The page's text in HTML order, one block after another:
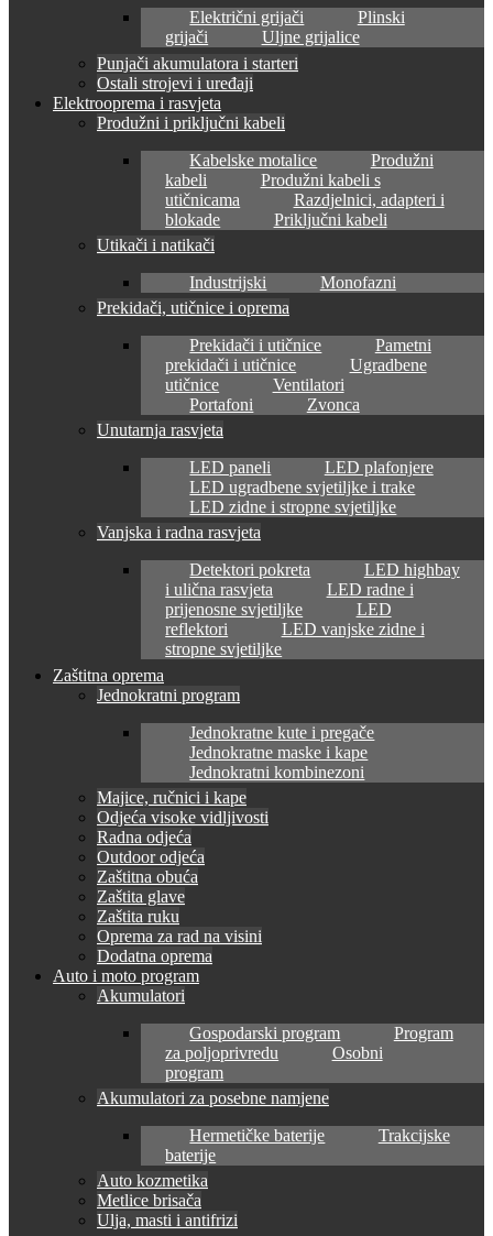
Električni grijači
Plinski
grijači
Uljne grijalice
Punjači akumulatora i starteri
Ostali strojevi i uređaji
Elektrooprema i rasvjeta
Produžni i priključni kabeli
Kabelske motalice
Produžni
kabeli
Produžni kabeli s
utičnicama
Razdjelnici, adapteri i
blokade
Priključni kabeli
Utikači i natikači
Industrijski
Monofazni
Prekidači, utičnice i oprema
Prekidači i utičnice
Pametni
prekidači i utičnice
Ugradbene
utičnice
Ventilatori
Portafoni
Zvonca
Unutarnja rasvjeta
LED paneli
LED plafonjere
LED ugradbene svjetiljke i trake
LED zidne i stropne svjetiljke
Vanjska i radna rasvjeta
Detektori pokreta
LED highbay
i ulična rasvjeta
LED radne i
prijenosne svjetiljke
LED
reflektori
LED vanjske zidne i
stropne svjetiljke
Zaštitna oprema
Jednokratni program
Jednokratne kute i pregače
Jednokratne maske i kape
Jednokratni kombinezoni
Majice, ručnici i kape
Odjeća visoke vidljivosti
Radna odjeća
Outdoor odjeća
Zaštitna obuća
Zaštita glave
Zaštita ruku
Oprema za rad na visini
Dodatna oprema
Auto i moto program
Akumulatori
Gospodarski program
Program
za poljoprivredu
Osobni
program
Akumulatori za posebne namjene
Hermetičke baterije
Trakcijske
baterije
Auto kozmetika
Metlice brisača
Ulja, masti i antifrizi